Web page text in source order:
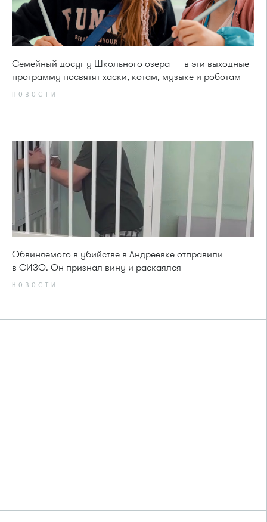
Семейный досуг у Школьного озера — в эти выходные
программу посвятят хаски, котам, музыке и роботам
НОВОСТИ
Обвиняемого в убийстве в Андреевке отправили
в СИЗО. Он признал вину и раскаялся
НОВОСТИ